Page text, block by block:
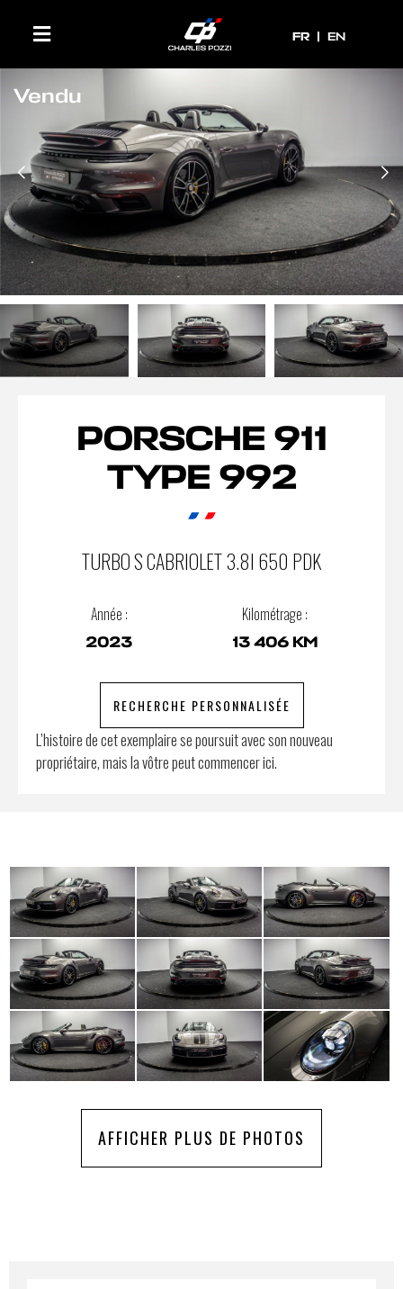
FR
FR EN
Vendu
PORSCHE 911
TYPE 992
TURBO S CABRIOLET 3.8I 650 PDK
Année :
2023
Kilométrage :
13 406 KM
RECHERCHE PERSONNALISÉE
L’histoire de cet exemplaire se poursuit avec son nouveau
propriétaire, mais la vôtre peut commencer ici.
AFFICHER PLUS DE PHOTOS